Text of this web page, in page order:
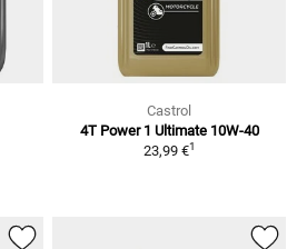
Castrol
4T Power 1 Ultimate 10W-40
23,99 €1